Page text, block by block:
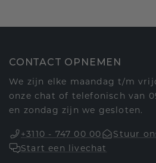
CONTACT OPNEMEN
We zijn elke maandag t/m
onze chat of telefonisch van
en zondag zijn we gesloten.
+3110 - 747 00 00
Stuur
Start een livechat